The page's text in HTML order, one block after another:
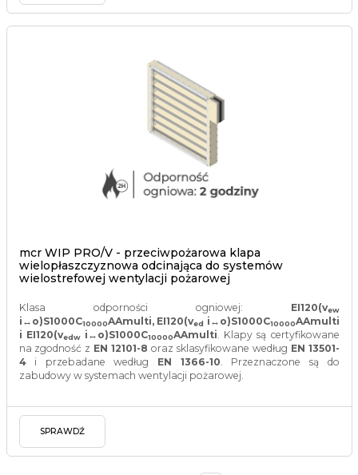
mcr WIP PRO/V - przeciwpożarowa klapa
wielopłaszczyznowa odcinająca do systemów
wielostrefowej wentylacji pożarowej
Klasa odporności ogniowej: EI120(vew
i↔o)S1000C10000AAmulti, EI120(ved i↔o)S1000C10000AAmulti
i EI120(vedwi↔o)S1000C10000AAmulti. Klapy są certyfikowane
na zgodność z EN 12101-8 oraz sklasyfikowane według EN 13501-
4i przebadane według EN 1366-10. Przeznaczone są do
zabudowy w systemach wentylacji pożarowej.
SPRAWDŹ